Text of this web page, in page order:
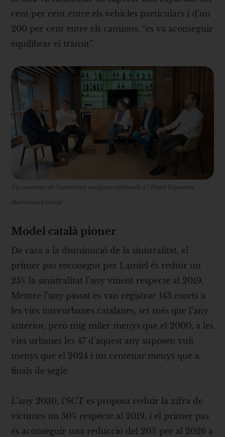
cent per cent entre els vehicles particulars i d’un
200 per cent entre els camions, “es va aconseguir
equilibrar el trànsit”.
Un moment de l’entrevista conjunta celebrada a l’Hotel Eurostars
Barcelona Central
Model català pioner
De cara a la disminució de la sinistralitat, el
primer pas reconegut per Lamiel és reduir un
25% la sinistralitat l’any vinent respecte al 2019.
Mentre l’any passat es van registrar 143 morts a
les vies interurbanes catalanes, set més que l’any
anterior, però mig miler menys que el 2000, a les
vies urbanes les 47 d’aquest any suposen vuit
menys que el 2024 i un centenar menys que a
finals de segle.
L’any 2030, l’SCT es proposa reduir la xifra de
víctimes un 50% respecte al 2019, i el primer pas
és aconseguir una reducció del 20% per al 2026 a